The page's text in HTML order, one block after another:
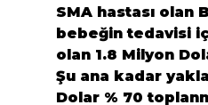
SMA hastası olan
bebeğin tedavisi
olan 1.8 Milyon
Şu ana kadar
Dolar % 70